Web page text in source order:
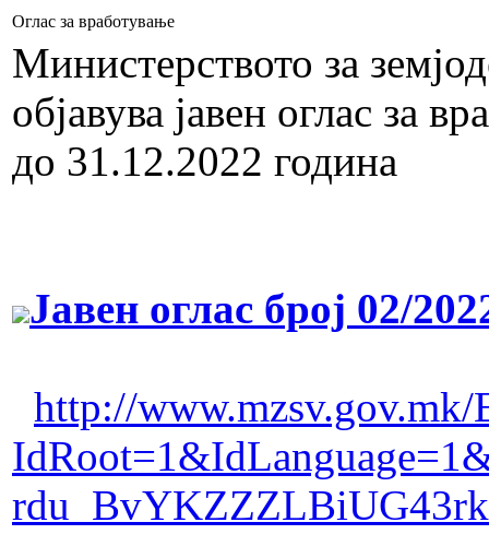
Оглас за вработување
Министерството за
објавува јавен оглас за
до 31.12.2022 година
Јавен оглас број 02/
http://www.mzsv.gov.mk/